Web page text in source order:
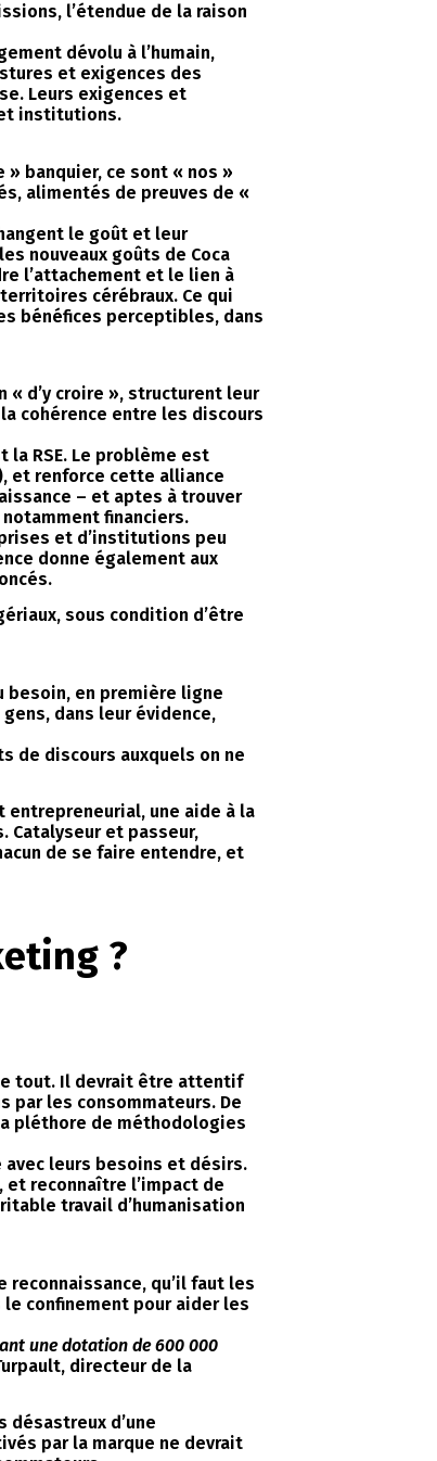
l’étendue de la raison
dévolu à l’humain,
et exigences des
Leurs exigences et
institutions.
banquier, ce sont « nos »
alimentés de preuves de «
le goût et leur
nouveaux goûts de Coca
l’attachement et le lien à
cérébraux. Ce qui
bénéfices perceptibles, dans
« d’y croire », structurent leur
cohérence entre les discours
RSE. Le problème est
et renforce cette alliance
– et aptes à trouver
financiers.
et d’institutions peu
donne également aux
sous condition d’être
besoin, en première ligne
dans leur évidence,
de discours auxquels on ne
entrepreneurial, une aide à la
Catalyseur et passeur,
de se faire entendre, et
?
tout. Il devrait être attentif
par les consommateurs. De
pléthore de méthodologies
leurs besoins et désirs.
reconnaître l’impact de
travail d’humanisation
reconnaissance, qu’il faut les
confinement pour aider les
une dotation de 600 000
directeur de la
désastreux d’une
par la marque ne devrait